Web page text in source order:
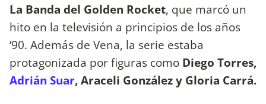
La Banda del Golden Rocket, que marcó un
hito en la televisión a principios de los años
‘90. Además de Vena, la serie estaba
protagonizada por figuras como Diego Torres,
Adrián Suar, Araceli González y Gloria Carrá.